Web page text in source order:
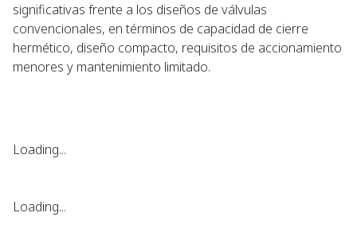
significativas frente a los diseños de válvulas
convencionales, en términos de capacidad de cierre
hermético, diseño compacto, requisitos de accionamiento
menores y mantenimiento limitado.
Loading...
Loading...